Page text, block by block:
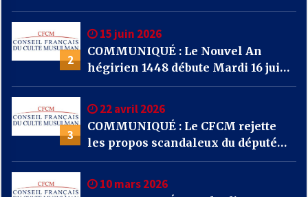
(CFCM) appelle l’ensemble des
par la prière et la solidarité face
aux incendies qui frappent notre
pays.
2
15 juin 2026
COMMUNIQUÉ : Le Nouvel An
hégirien 1448 débute Mardi 16 juin
2026
3
22 avril 2026
COMMUNIQUÉ : Le CFCM rejette
les propos scandaleux du député
RN Julien Odoul.
10 mars 2026